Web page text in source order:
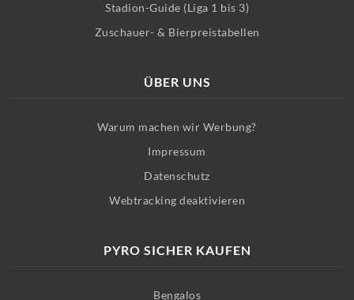
Stadion-Guide (Liga 1 bis 3)
Zuschauer- & Bierpreistabellen
ÜBER UNS
Warum machen wir Werbung?
Impressum
Datenschutz
Webtracking deaktivieren
PYRO SICHER KAUFEN
Bengalos